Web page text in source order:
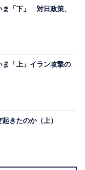
ま「下」 対日政策、
ま「上」イラン攻撃の
きたのか（上）